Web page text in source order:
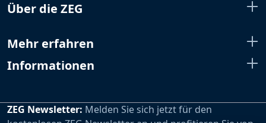
Über die ZEG
Mehr erfahren
Informationen
ZEG Newsletter: Melden Sie sich jetzt für den